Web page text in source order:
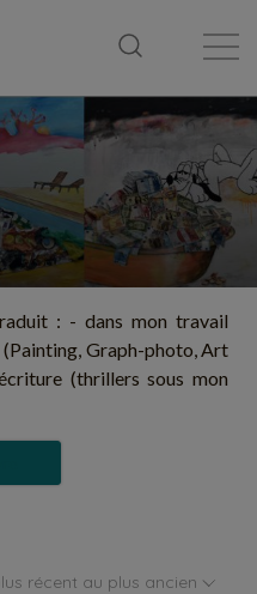
: - dans mon travail
Graph-photo, Art
(thrillers sous mon
récent au plus ancien